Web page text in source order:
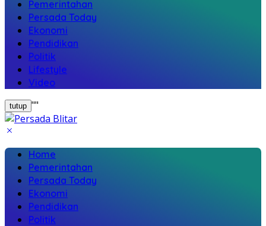
Pemerintahan
Persada Today
Ekonomi
Pendidikan
Politik
Lifestyle
Video
tutup ""
Home
Pemerintahan
Persada Today
Ekonomi
Pendidikan
Politik